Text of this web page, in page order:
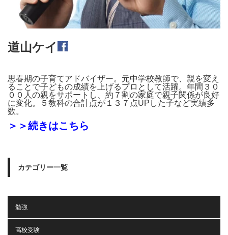
道山ケイ
思春期の子育てアドバイザー。元中学校教師で、親を変え
ることで子どもの成績を上げるプロとして活躍。年間３０
００人の親をサポートし、約７割の家庭で親子関係が良好
に変化。５教科の合計点が１３７点UPした子など実績多
数。
＞＞続きはこちら
カテゴリー一覧
勉強
高校受験